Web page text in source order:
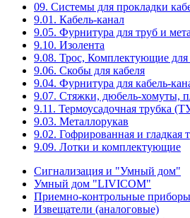
09. Системы для прокладки
9.01. Кабель-канал
9.05. Фурнитура для труб и
9.10. Изолента
9.08. Трос, Комплектующие
9.06. Скобы для кабеля
9.04. Фурнитура для кабель-
9.07. Стяжки, дюбель-хомуты,
9.11. Термоусадочная трубка
9.03. Металлорукав
9.02. Гофрированная и гладкая
9.09. Лотки и комплектующие
Сигнализация и "Умный дом"
Умный дом "LIVICOM"
Приемно-контрольные
Извещатели (аналоговые)